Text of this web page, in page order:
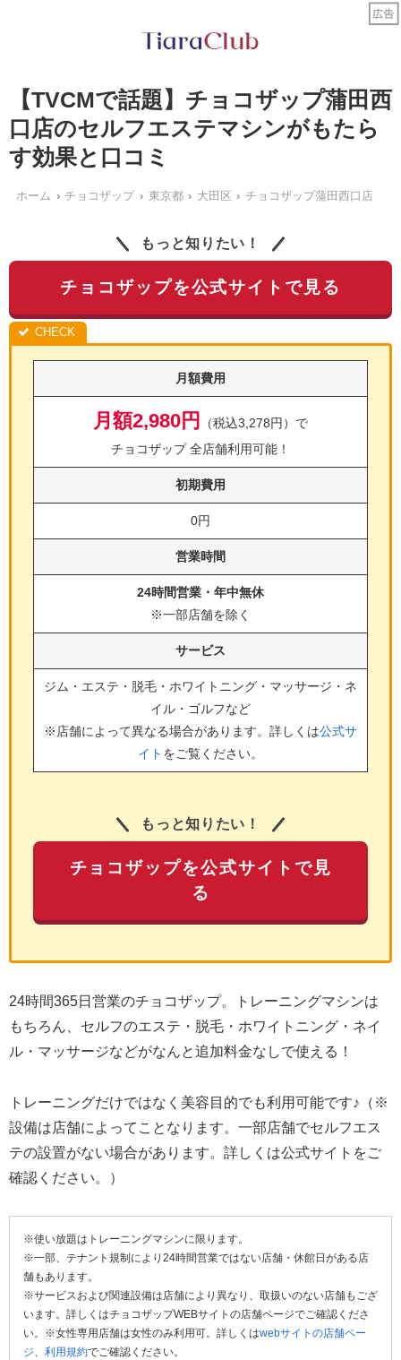
【TVCMで話題】チョコザップ蒲田西
口店のセルフエステマシンがもたら
す効果と口コミ
ホーム チョコザップ 東京都 大田区 チョコザップ蒲田西口店
もっと知りたい！
チョコザップを公式サイトで見る
月額費用
月額2,980円
（税込3,278円）で
チョコザップ 全店舗利用可能！
初期費用
0円
営業時間
24時間営業・年中無休
※一部店舗を除く
サービス
ジム・エステ・脱毛・ホワイトニング・マッサージ・ネ
イル・ゴルフなど
※店舗によって異なる場合があります。詳しくは公式サ
イト をご覧ください。
もっと知りたい！
チョコザップを公式サイトで見
る
24時間365日営業のチョコザップ。トレーニングマシンは
もちろん、セルフのエステ・脱毛・ホワイトニング・ネイ
ル・マッサージなどがなんと追加料金なしで使える！
トレーニングだけではなく美容目的でも利用可能です♪（※
設備は店舗によってことなります。一部店舗でセルフエス
テの設置がない場合があります。詳しくは公式サイトをご
確認ください。）
※使い放題はトレーニングマシンに限ります。
※一部、テナント規制により24時間営業ではない店舗・休館日がある店
舗もあります。
※サービスおよび関連設備は店舗により異なり、取扱いのない店舗もござ
います。詳しくはチョコザップWEBサイトの店舗ページでご確認くださ
い。※女性専用店舗は女性のみ利用可。詳しくはwebサイトの店舗ペー
ジ、 利用規約でご確認ください。